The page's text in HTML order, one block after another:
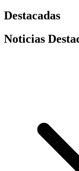
Destacadas
Noticias